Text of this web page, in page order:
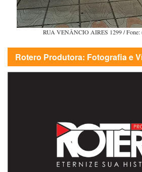
RUA VENÂNCIO AIRES 1299 / Fone:
Rotero Produtora: Fotografia e